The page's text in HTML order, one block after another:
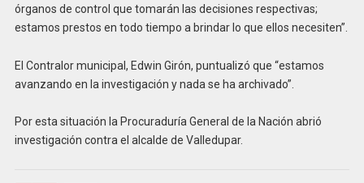
órganos de control que tomarán las decisiones respectivas;
estamos prestos en todo tiempo a brindar lo que ellos necesiten”.
El Contralor municipal, Edwin Girón, puntualizó que “estamos
avanzando en la investigación y nada se ha archivado”.
Por esta situación la Procuraduría General de la Nación abrió
investigación contra el alcalde de Valledupar.